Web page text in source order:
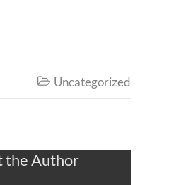
 Uncategorized
the Author